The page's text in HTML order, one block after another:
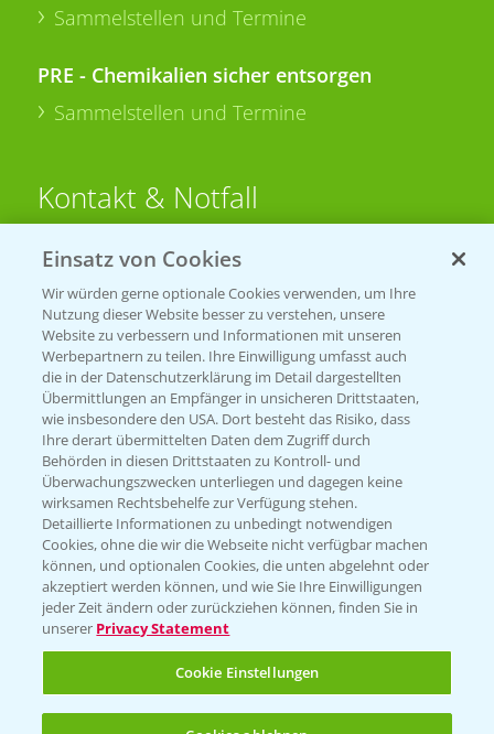
Sammelstellen und Termine
PRE - Chemikalien sicher entsorgen
Sammelstellen und Termine
Kontakt & Notfall
Beratung auf WhatsApp
T.+49 (0)174 346 564 1
KONTAKT
Hilfe in Notfällen
T.+49 (0)214/30-20220
Folgen Sie uns
Einsatz von Cookies
Wir würden gerne optionale Cookies verwenden, um Ihre
Nutzung dieser Website besser zu verstehen, unsere
Website zu verbessern und Informationen mit unseren
Werbepartnern zu teilen. Ihre Einwilligung umfasst auch
die in der Datenschutzerklärung im Detail dargestellten
Übermittlungen an Empfänger in unsicheren Drittstaaten,
wie insbesondere den USA. Dort besteht das Risiko, dass
Ihre derart übermittelten Daten dem Zugriff durch
Behörden in diesen Drittstaaten zu Kontroll- und
Überwachungszwecken unterliegen und dagegen keine
wirksamen Rechtsbehelfe zur Verfügung stehen.
Detaillierte Informationen zu unbedingt notwendigen
Cookies, ohne die wir die Webseite nicht verfügbar machen
können, und optionalen Cookies, die unten abgelehnt oder
akzeptiert werden können, und wie Sie Ihre Einwilligungen
jeder Zeit ändern oder zurückziehen können, finden Sie in
unserer Privacy Statement
Cookie Einstellungen